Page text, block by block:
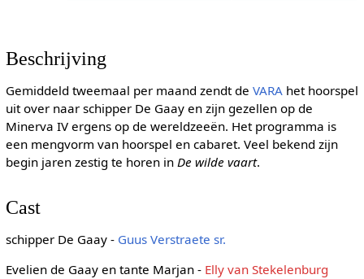
Beschrijving
Gemiddeld tweemaal per maand zendt de VARAhet hoorspel
uit over naar schipper De Gaay en zijn gezellen op de
Minerva IV ergens op de wereldzeeën. Het programma is
een mengvorm van hoorspel en cabaret. Veel bekend zijn
begin jaren zestig te horen in De wilde vaart.
Cast
schipper De Gaay - Guus Verstraete sr.
Evelien de Gaay en tante Marjan - Elly van Stekelenburg